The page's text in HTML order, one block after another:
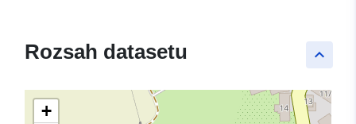
keyboard_arrow_up
Rozsah datasetu
+